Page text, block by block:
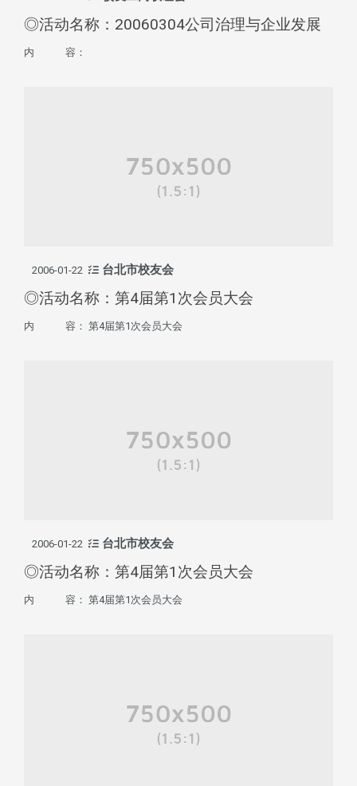
◎活动名称：20060304公司治理与企业发展
内 容：
2006-01-22 台北市校友会
◎活动名称：第4届第1次会员大会
内 容： 第4届第1次会员大会
2006-01-22 台北市校友会
◎活动名称：第4届第1次会员大会
内 容： 第4届第1次会员大会